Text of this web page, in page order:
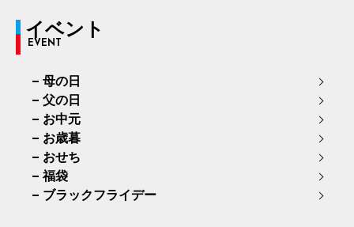
イベント
EVENT
母の日
父の日
お中元
お歳暮
おせち
福袋
ブラックフライデー